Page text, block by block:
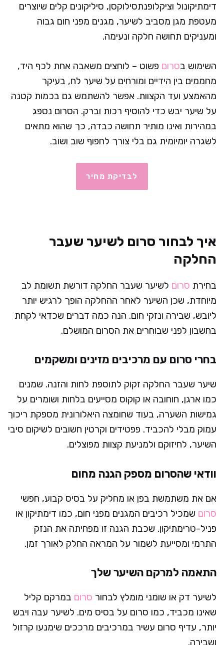
דימתיקונול וציקלופנתסילוקסן, סיליקונים קלים שיוצרים
מעטפת מגן מסביב לשיער, מגנים מפני חום גבוה
ומעניקים תחושה חלקה ונעימה.
השימוש בסרום פשוט – לוחצים משאבה אחת לכף היד,
מחממים בין הידיים ומורחים על שיער לח, בעיקר
מהאמצע ועד הקצוות. אפשר להשתמש גם בכמות קטנה
על שיער יבש כדי להוסיף רכות וברק. הסרום נספג
במהירות ואינו מותיר תחושה כבדה, כך שהוא מתאים
לשגרה יומיומית גם בלי צורך לחפוף שוב ושוב.
לבדיקת מחיר
איך לבחור סרום לשיער שעבר
החלקה
בחירת סרום לשיער שעבר החלקה דורשת תשומת לב
מיוחדת, שכן השיער לאחר ההחלקה הופך לרגיש יותר
ליובש, שבירה ונזקי חום. הנה כמה דברים שכדאי לקחת
בחשבון לפני שבוחרים את הסרום המושלם.
בחרי סרום עם מרכיבים מזינים ומשקמים
שיער שעבר החלקה זקוק לתוספת לחות והזנה. שמנים
כמו ארגן, חוחובה או קוקוס מסייעים בלחות ושומרים על
גמישות השערה, בעוד שחומצה היאלורונית מספקת ריכוך
עמוק מבלי להכביד. פפטידים וקרטין חשובים לשיקום סיבי
השיער, לחיזוקם ולמניעת קצוות מפוצלים.
וודאי שהסרום מספק הגנה מחום
אם את משתמשת בפן או מחליק על בסיס קבוע, חפשי
סרום שמכיל רכיבים המגנים מפני חום, כמו דימתיקון או
פניל-טרימתיקון. שכבת הגנה זו מפחיתה את הנזק
התרמי ומסייעת לשמור על המראה החלק לאורך זמן.
התאמה למרקם השיער שלך
לשיער דק או שומני מומלץ לבחור סרום במרקם קליל
שאינו מכביד, כמו סרום על בסיס מים. לשיער עבה ויבש
יותר, עדיף סרום עשיר במרכיבים מרככים שימנעו קרזול
ושבירה.